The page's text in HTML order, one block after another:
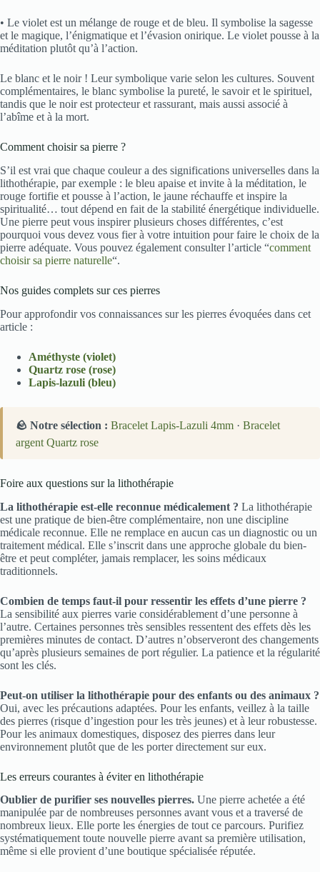
• Le violet est un mélange de rouge et de bleu. Il symbolise la sagesse
et le magique, l’énigmatique et l’évasion onirique. Le violet pousse à la
méditation plutôt qu’à l’action.
Le blanc et le noir ! Leur symbolique varie selon les cultures. Souvent
complémentaires, le blanc symbolise la pureté, le savoir et le spirituel,
tandis que le noir est protecteur et rassurant, mais aussi associé à
l’abîme et à la mort.
Comment choisir sa pierre ?
S’il est vrai que chaque couleur a des significations universelles dans la
lithothérapie, par exemple : le bleu apaise et invite à la méditation, le
rouge fortifie et pousse à l’action, le jaune réchauffe et inspire la
spiritualité… tout dépend en fait de la stabilité énergétique individuelle.
Une pierre peut vous inspirer plusieurs choses différentes, c’est
pourquoi vous devez vous fier à votre intuition pour faire le choix de la
pierre adéquate. Vous pouvez également consulter l’article “comment
choisir sa pierre naturelle“.
Nos guides complets sur ces pierres
Pour approfondir vos connaissances sur les pierres évoquées dans cet
article :
Améthyste (violet)
Quartz rose (rose)
Lapis-lazuli (bleu)
🪨 Notre sélection : Bracelet Lapis-Lazuli 4mm · Bracelet
argent Quartz rose
Foire aux questions sur la lithothérapie
La lithothérapie est-elle reconnue médicalement ? La lithothérapie
est une pratique de bien-être complémentaire, non une discipline
médicale reconnue. Elle ne remplace en aucun cas un diagnostic ou un
traitement médical. Elle s’inscrit dans une approche globale du bien-
être et peut compléter, jamais remplacer, les soins médicaux
traditionnels.
Combien de temps faut-il pour ressentir les effets d’une pierre ?
La sensibilité aux pierres varie considérablement d’une personne à
l’autre. Certaines personnes très sensibles ressentent des effets dès les
premières minutes de contact. D’autres n’observeront des changements
qu’après plusieurs semaines de port régulier. La patience et la régularité
sont les clés.
Peut-on utiliser la lithothérapie pour des enfants ou des animaux ?
Oui, avec les précautions adaptées. Pour les enfants, veillez à la taille
des pierres (risque d’ingestion pour les très jeunes) et à leur robustesse.
Pour les animaux domestiques, disposez des pierres dans leur
environnement plutôt que de les porter directement sur eux.
Les erreurs courantes à éviter en lithothérapie
Oublier de purifier ses nouvelles pierres. Une pierre achetée a été
manipulée par de nombreuses personnes avant vous et a traversé de
nombreux lieux. Elle porte les énergies de tout ce parcours. Purifiez
systématiquement toute nouvelle pierre avant sa première utilisation,
même si elle provient d’une boutique spécialisée réputée.